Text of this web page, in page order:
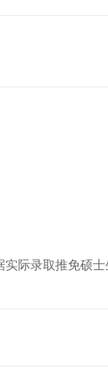
际录取推免硕士